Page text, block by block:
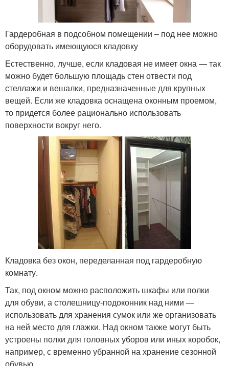
Гардеробная в подсобном помещении – под нее можно
оборудовать имеющуюся кладовку
Естественно, лучше, если кладовая не имеет окна — так
можно будет большую площадь стен отвести под
стеллажи и вешалки, предназначенные для крупных
вещей. Если же кладовка оснащена оконным проемом,
то придется более рационально использовать
поверхности вокруг него.
Кладовка без окон, переделанная под гардеробную
комнату.
Так, под окном можно расположить шкафы или полки
для обуви, а столешницу-подоконник над ними —
использовать для хранения сумок или же организовать
на ней место для глажки. Над окном также могут быть
устроены полки для головных уборов или иных коробок,
например, с временно убранной на хранение сезонной